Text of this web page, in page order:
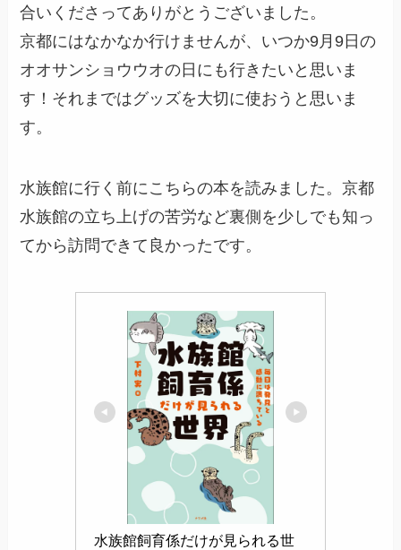
合いくださってありがとうございました。
京都にはなかなか行けませんが、いつか9月9日の
オオサンショウウオの日にも行きたいと思いま
す！それまではグッズを大切に使おうと思いま
す。
水族館に行く前にこちらの本を読みました。京都
水族館の立ち上げの苦労など裏側を少しでも知っ
てから訪問できて良かったです。
水族館飼育係だけが見られる世